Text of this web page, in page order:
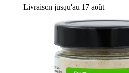
Livraison jusqu'au 17 août